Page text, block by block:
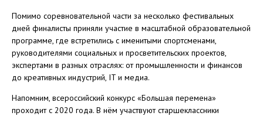
Помимо соревновательной части за несколько фестивальных
дней финалисты приняли участие в масштабной образовательной
программе, где встретились с именитыми спортсменами,
руководителями социальных и просветительских проектов,
экспертами в разных отраслях: от промышленности и финансов
до креативных индустрий, IT и медиа.
Напомним, всероссийский конкурс «Большая перемена»
проходит с 2020 года. В нём участвуют старшеклассники